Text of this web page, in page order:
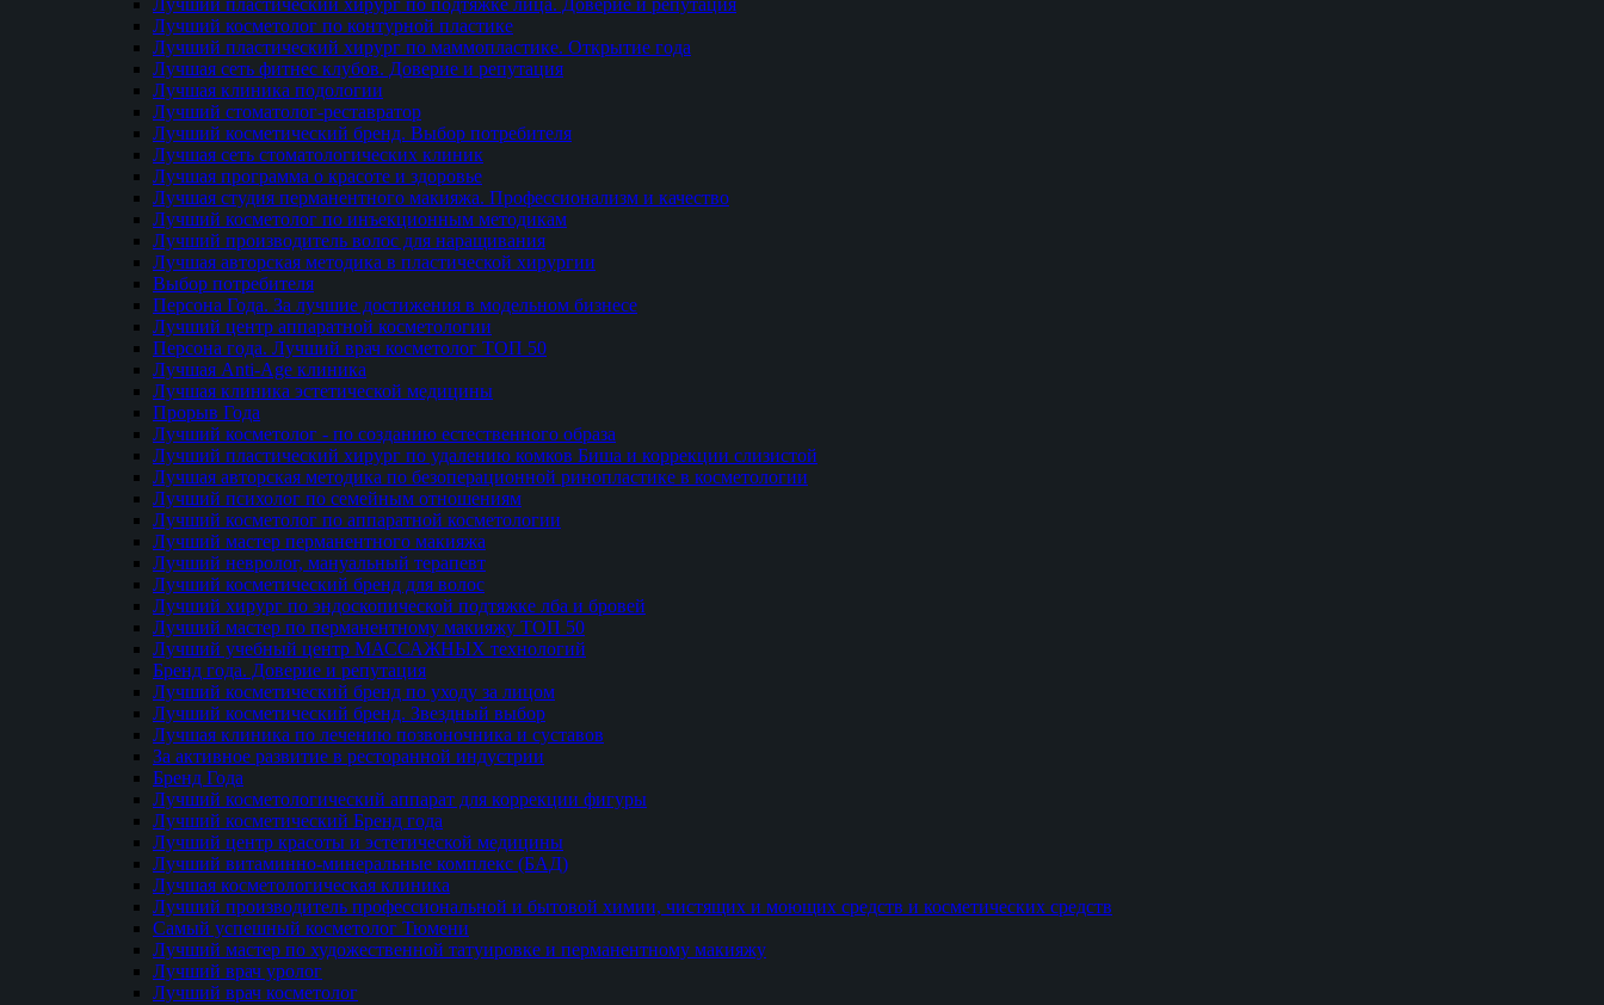
Лучший косметолог по контурной пластике
Лучший пластический хирург по маммопластике. Открытие года
Лучшая сеть фитнес клубов. Доверие и репутация
Лучшая клиника подологии
Лучший стоматолог-реставратор
Лучший косметический бренд. Выбор потребителя
Лучшая сеть стоматологических клиник
Лучшая программа о красоте и здоровье
Лучшая студия перманентного макияжа. Профессионализм и качество
Лучший косметолог по инъекционным методикам
Лучший производитель волос для наращивания
Лучшая авторская методика в пластической хирургии
Выбор потребителя
Персона Года. За лучшие достижения в модельном бизнесе
Лучший центр аппаратной косметологии
Персона года. Лучший врач косметолог ТОП 50
Лучшая Anti-Age клиника
Лучшая клиника эстетической медицины
Прорыв Года
Лучший косметолог - по созданию естественного образа
Лучший пластический хирург по удалению комков Биша и коррекции слизистой
Лучшая авторская методика по безоперационной ринопластике в косметологии
Лучший психолог по семейным отношениям
Лучший косметолог по аппаратной косметологии
Лучший мастер перманентного макияжа
Лучший невролог, мануальный терапевт
Лучший косметический бренд для волос
Лучший хирург по эндоскопической подтяжке лба и бровей
Лучший мастер по перманентному макияжу ТОП 50
Лучший учебный центр МАССАЖНЫХ технологий
Бренд года. Доверие и репутация
Лучший косметический бренд по уходу за лицом
Лучший косметический бренд. Звездный выбор
Лучшая клиника по лечению позвоночника и суставов
За активное развитие в ресторанной индустрии
Бренд Года
Лучший косметологический аппарат для коррекции фигуры
Лучший косметический Бренд года
Лучший центр красоты и эстетической медицины
Лучший витаминно-минеральные комплекс (БАД)
Лучшая косметологическая клиника
Лучший производитель профессиональной и бытовой химии, чистящих и моющих средств и косметических средств
Самый успешный косметолог Тюмени
Лучший мастер по художественной татуировке и перманентному макияжу
Лучший врач уролог
Лучший врач косметолог